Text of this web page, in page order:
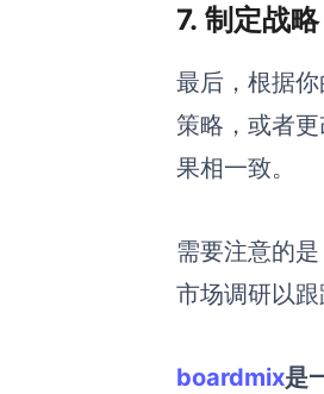
7. 制定战略
最后，根据
策略，或者
果相一致。
需要注意的
市场调研以跟
boardmix是